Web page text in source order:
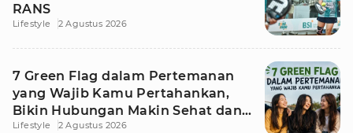
RANS
Lifestyle 2 Agustus 2026
7 Green Flag dalam Pertemanan
yang Wajib Kamu Pertahankan,
Bikin Hubungan Makin Sehat dan
Awet
Lifestyle 2 Agustus 2026